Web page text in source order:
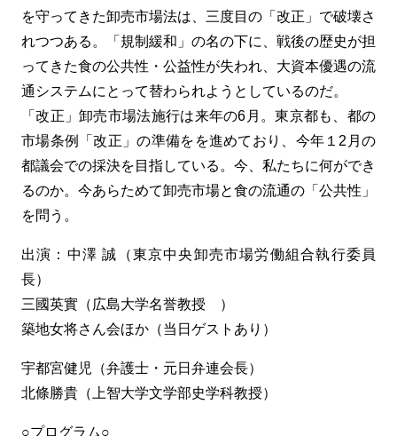
を守ってきた卸売市場法は、三度目の「改正」で破壊さ
れつつある。「規制緩和」の名の下に、戦後の歴史が担
ってきた食の公共性・公益性が失われ、大資本優遇の流
通システムにとって替わられようとしているのだ。
「改正」卸売市場法施行は来年の6月。東京都も、都の
市場条例「改正」の準備をを進めており、今年１2月の
都議会での採決を目指している。今、私たちに何ができ
るのか。今あらためて卸売市場と食の流通の「公共性」
を問う。
出演：中澤 誠（東京中央卸売市場労働組合執行委員
長）
三國英實（広島大学名誉教授 ）
築地女将さん会ほか（当日ゲストあり）
宇都宮健児（弁護士・元日弁連会長）
北條勝貴（上智大学文学部史学科教授）
○プログラム○